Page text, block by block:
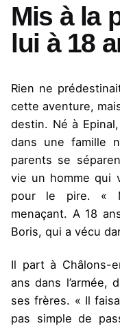
Mis à la
lui à 18
Rien ne
cette aventure,
destin. Né à
dans une famille
parents se
vie un homme qui
pour le pire. «
menaçant. A 18
Boris, qui a vécu
Il part à Châlons-
ans dans l’armée,
ses frères. « Il
pas simple de